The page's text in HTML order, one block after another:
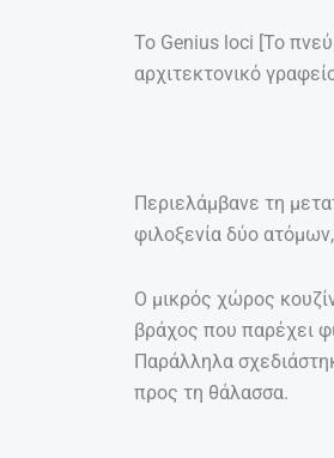
Το Genius loci [Το
αρχιτεκτονικό
Περιελάμβανε τη
φιλοξενία δύο
Ο μικρός χώρος
βράχος που παρέχει
Παράλληλα
προς τη θάλασσα.